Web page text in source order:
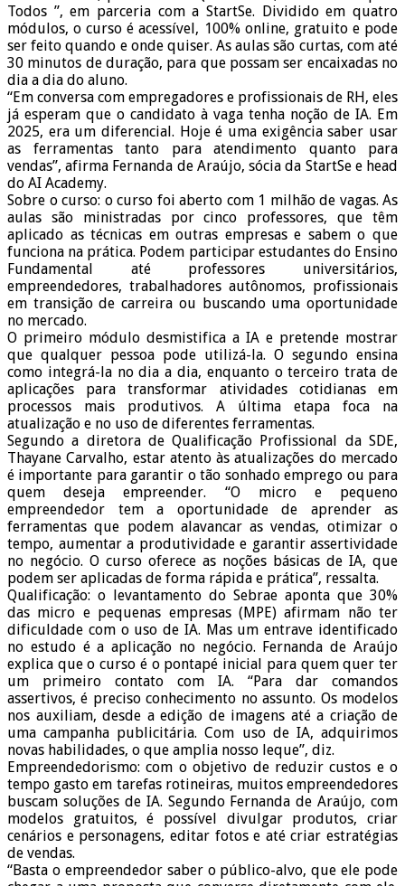
Todos ”, em parceria com a StartSe. Dividido em quatro
módulos, o curso é acessível, 100% online, gratuito e pode
ser feito quando e onde quiser. As aulas são curtas, com até
30 minutos de duração, para que possam ser encaixadas no
dia a dia do aluno.
“Em conversa com empregadores e profissionais de RH, eles
já esperam que o candidato à vaga tenha noção de IA. Em
2025, era um diferencial. Hoje é uma exigência saber usar
as ferramentas tanto para atendimento quanto para
vendas”, afirma Fernanda de Araújo, sócia da StartSe e head
do AI Academy.
Sobre o curso: o curso foi aberto com 1 milhão de vagas. As
aulas são ministradas por cinco professores, que têm
aplicado as técnicas em outras empresas e sabem o que
funciona na prática. Podem participar estudantes do Ensino
Fundamental até professores universitários,
empreendedores, trabalhadores autônomos, profissionais
em transição de carreira ou buscando uma oportunidade
no mercado.
O primeiro módulo desmistifica a IA e pretende mostrar
que qualquer pessoa pode utilizá-la. O segundo ensina
como integrá-la no dia a dia, enquanto o terceiro trata de
aplicações para transformar atividades cotidianas em
processos mais produtivos. A última etapa foca na
atualização e no uso de diferentes ferramentas.
Segundo a diretora de Qualificação Profissional da SDE,
Thayane Carvalho, estar atento às atualizações do mercado
é importante para garantir o tão sonhado emprego ou para
quem deseja empreender. “O micro e pequeno
empreendedor tem a oportunidade de aprender as
ferramentas que podem alavancar as vendas, otimizar o
tempo, aumentar a produtividade e garantir assertividade
no negócio. O curso oferece as noções básicas de IA, que
podem ser aplicadas de forma rápida e prática”, ressalta.
Qualificação: o levantamento do Sebrae aponta que 30%
das micro e pequenas empresas (MPE) afirmam não ter
dificuldade com o uso de IA. Mas um entrave identificado
no estudo é a aplicação no negócio. Fernanda de Araújo
explica que o curso é o pontapé inicial para quem quer ter
um primeiro contato com IA. “Para dar comandos
assertivos, é preciso conhecimento no assunto. Os modelos
nos auxiliam, desde a edição de imagens até a criação de
uma campanha publicitária. Com uso de IA, adquirimos
novas habilidades, o que amplia nosso leque”, diz.
Empreendedorismo: com o objetivo de reduzir custos e o
tempo gasto em tarefas rotineiras, muitos empreendedores
buscam soluções de IA. Segundo Fernanda de Araújo, com
modelos gratuitos, é possível divulgar produtos, criar
cenários e personagens, editar fotos e até criar estratégias
de vendas.
“Basta o empreendedor saber o público-alvo, que ele pode